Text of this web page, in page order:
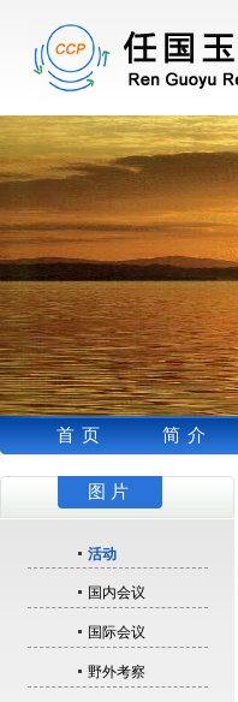
首页 简介
图片
活动
国内会议
国际会议
野外考察